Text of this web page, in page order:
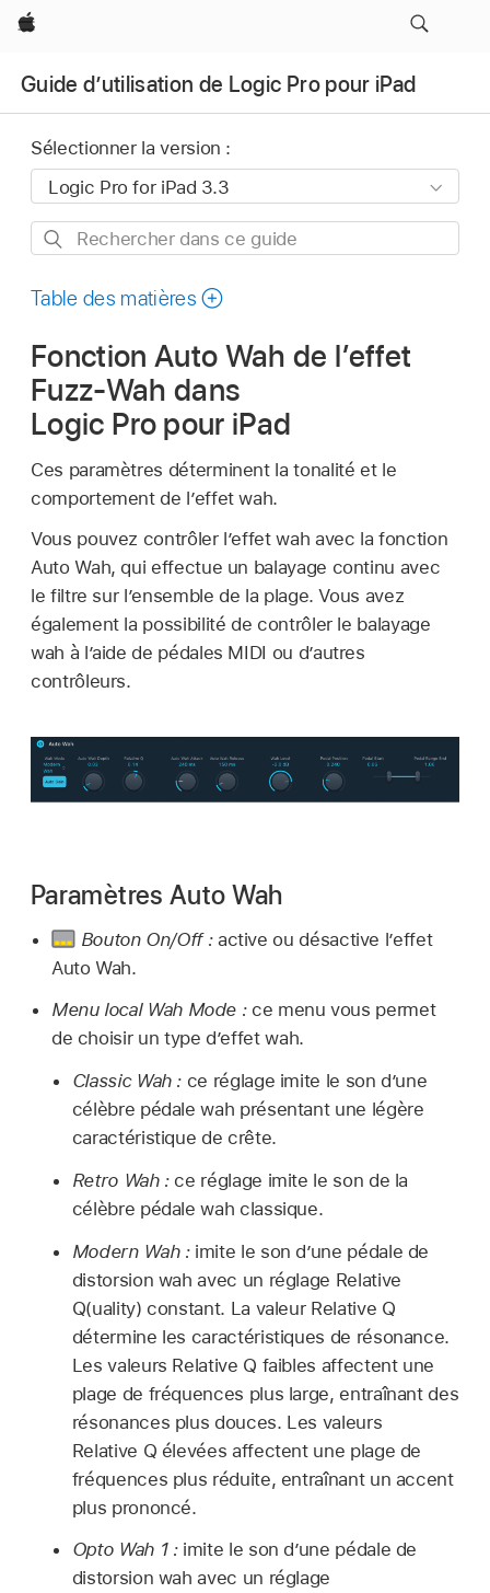
Apple
Guide d’utilisation de Logic Pro pour iPad
Sélectionner la version :
Rechercher
ce
Table des matières
Fonction Auto Wah de l’effet
Fuzz-Wah dans
Logic Pro pour iPad
Ces paramètres déterminent la tonalité et le
comportement de l’effet wah.
Vous pouvez contrôler l’effet wah avec la fonction
Auto Wah, qui effectue un balayage continu avec
le filtre sur l’ensemble de la plage. Vous avez
également la possibilité de contrôler le balayage
wah à l’aide de pédales MIDI ou d’autres
contrôleurs.
Paramètres Auto Wah
Bouton On/Off : active ou désactive l’effet
Auto Wah.
Menu local Wah Mode :ce menu vous permet
de choisir un type d’effet wah.
Classic Wah : ce réglage imite le son d’une
célèbre pédale wah présentant une légère
caractéristique de crête.
Retro Wah :ce réglage imite le son de la
célèbre pédale wah classique.
Modern Wah :imite le son d’une pédale de
distorsion wah avec un réglage Relative
Q(uality) constant. La valeur Relative Q
détermine les caractéristiques de résonance.
Les valeurs Relative Q faibles affectent une
plage de fréquences plus large, entraînant des
résonances plus douces. Les valeurs
Relative Q élevées affectent une plage de
fréquences plus réduite, entraînant un accent
plus prononcé.
Opto Wah 1 :imite le son d’une pédale de
distorsion wah avec un réglage